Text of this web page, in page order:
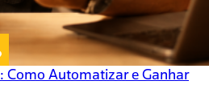
Como Automatizar e Ganhar